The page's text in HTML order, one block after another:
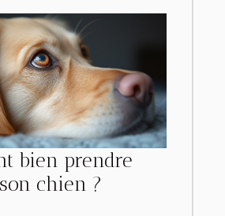
bien prendre
chien ?